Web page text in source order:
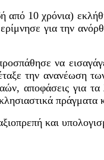
από 10 χρόνια)
για την
να
την ανανέωση
αποφάσεις για τα
πράγματα
και